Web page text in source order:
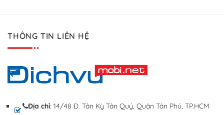
THÔNG TIN LIÊN HỆ
Địa chỉ: 14/48 Đ. Tân Kỳ Tân Quý, Quận Tân Phú, TP.HCM